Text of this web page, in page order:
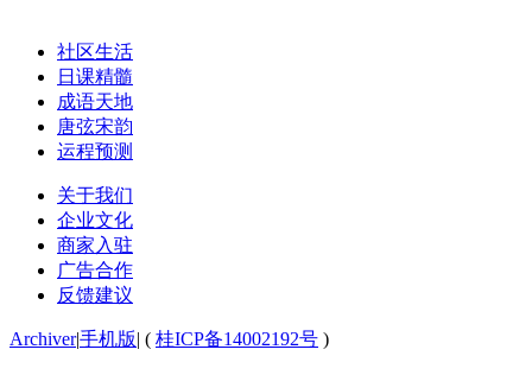
社区生活
日课精髓
成语天地
唐弦宋韵
运程预测
关于我们
企业文化
商家入驻
广告合作
反馈建议
Archiver|手机版| ( 桂ICP备14002192号 )